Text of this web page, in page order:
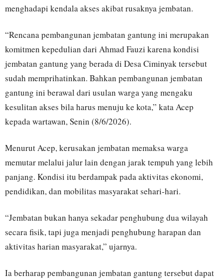
menghadapi kendala akses akibat rusaknya jembatan.
“Rencana pembangunan jembatan gantung ini merupakan
komitmen kepedulian dari Ahmad Fauzi karena kondisi
jembatan gantung yang berada di Desa Ciminyak tersebut
sudah memprihatinkan. Bahkan pembangunan jembatan
gantung ini berawal dari usulan warga yang mengaku
kesulitan akses bila harus menuju ke kota,” kata Acep
kepada wartawan, Senin (8/6/2026).
Menurut Acep, kerusakan jembatan memaksa warga
memutar melalui jalur lain dengan jarak tempuh yang lebih
panjang. Kondisi itu berdampak pada aktivitas ekonomi,
pendidikan, dan mobilitas masyarakat sehari-hari.
“Jembatan bukan hanya sekadar penghubung dua wilayah
secara fisik, tapi juga menjadi penghubung harapan dan
aktivitas harian masyarakat,” ujarnya.
Ia berharap pembangunan jembatan gantung tersebut dapat